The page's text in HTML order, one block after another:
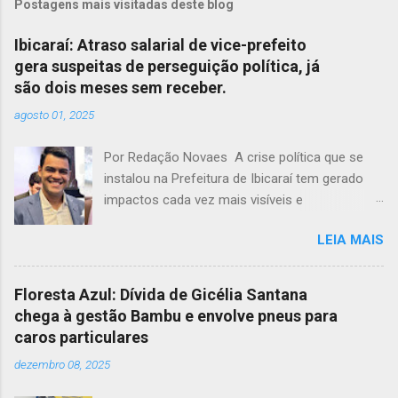
Postagens mais visitadas deste blog
Ibicaraí: Atraso salarial de vice-prefeito
gera suspeitas de perseguição política, já
são dois meses sem receber.
agosto 01, 2025
Por Redação Novaes A crise política que se
instalou na Prefeitura de Ibicaraí tem gerado
impactos cada vez mais visíveis e
instabilidade e disputas internas, o vice-prefeito
Jonathas Soares completa dois meses sem
receber seus vencimentos, acendendo um
alerta sobre possíveis atos de perseguição
política dentro da própria administração
Monalisa Tavares e seu vice já não é segredo
LEIA MAIS
Floresta Azul: Dívida de Gicélia Santana
chega à gestão Bambu e envolve pneus para
caros particulares
dezembro 08, 2025